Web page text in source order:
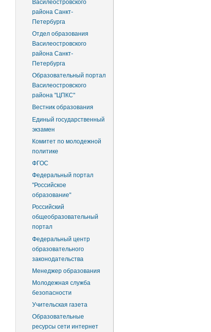
Василеостровского
района Санкт-
Петербурга
Отдел образования
Василеостровского
района Санкт-
Петербурга
Образовательный портал
Василеостровского
района "ЦПКС"
Вестник образования
Единый государственный
экзамен
Комитет по молодежной
политике
ФГОС
Федеральный портал
"Российское
образование"
Российский
общеобразовательный
портал
Федеральный центр
образовательного
законодательства
Менеджер образования
Молодежная служба
безопасности
Учительская газета
Образовательные
ресурсы сети интернет